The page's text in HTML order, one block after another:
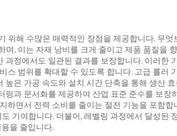
위해 수많은 매력적인 장점을 제공합니다. 무
, 이는 자재 낭비를 크게 줄이고 제품 품질을
정에서도 일관된 결과를 보장합니다. 이러한
범위를 확대할 수 있도록 합니다. 고급 롤러
은 가공 속도와 설치 시간 단축을 통해 생산
과 문서화를 제공하여 산업 표준 준수를 보장
면서 전력 소비를 줄이는 절전 기능을 포함
기여합니다. 더불어, 레벨링 과정에서 달성된
을 줄입니다.